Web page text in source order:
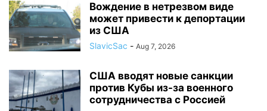
Вождение в нетрезвом виде
может привести к депортации
из США
SlavicSac - Aug 7, 2026
США вводят новые санкции
против Кубы из-за военного
сотрудничества с Россией